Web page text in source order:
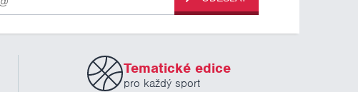
Tematické edice
pro každý sport